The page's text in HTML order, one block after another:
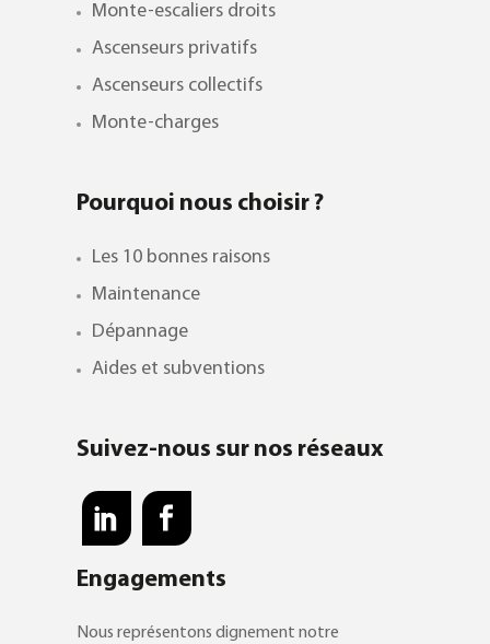
Monte-escaliers droits
Ascenseurs privatifs
Ascenseurs collectifs
Monte-charges
Pourquoi nous choisir ?
Les 10 bonnes raisons
Maintenance
Dépannage
Aides et subventions
Suivez-nous sur nos réseaux
Engagements
Nous représentons dignement notre